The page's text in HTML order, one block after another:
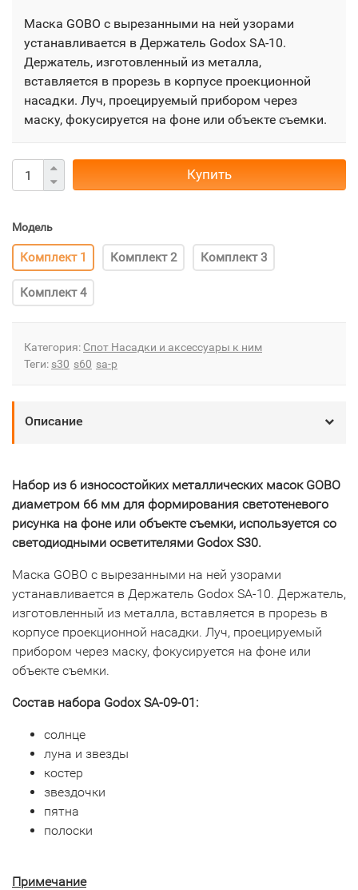
Маска GOBO с вырезанными на ней узорами
устанавливается в Держатель Godox SA-10.
Держатель, изготовленный из металла,
вставляется в прорезь в корпусе проекционной
насадки. ​Луч, проецируемый прибором через
маску, фокусируется на фоне или объекте съемки.
Купить
Модель
Комплект 1 Комплект 2 Комплект 3
Комплект 4
Категория: Спот Насадки и аксессуары к ним
Теги: s30 s60 sa-p
Описание
Набор из 6 износостойких металлических масок GOBO
диаметром 66 мм для формирования светотеневого
рисунка на фоне или объекте съемки, используется со
светодиодными осветителями Godox S30.
Маска GOBO с вырезанными на ней узорами
устанавливается в Держатель Godox SA-10. Держатель,
изготовленный из металла, вставляется в прорезь в
корпусе проекционной насадки. Луч, проецируемый
прибором через маску, фокусируется на фоне или
объекте съемки.
Состав набора Godox SA-09-01:
солнце
луна и звезды
костер
звездочки
пятна
полоски
Примечание